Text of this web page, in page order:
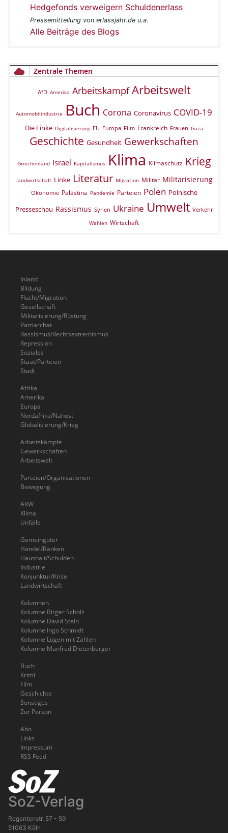
Hedgefonds verweigern Schuldenerlass
Pressemitteilung von erlassjahr.de u.a.
Alle Beiträge des Blogs
Zentrale Themen
AfD Amerika Arbeitskampf Arbeitswelt
Automobilindustrie Buch Corona Coronavirus COVID-19
Die Linke Digitalisierung EU Europa Film Frankreich Frauen Gaza
Geschichte Gesundheit Gewerkschaften
Griechenland Israel Kapitalismus Klima Klimaschutz Krieg
Landwirtschaft Linke Literatur Migration Militär Militarisierung
Ökonomie Palästina Pandemie Parteien Polen Polnische
Presseschau Rassismus Syrien Ukraine Umwelt Verkehr
Wahlen Wirtschaft
Inland
Bildung
Flucht/Migration
Gesellschaft
Militarisierung/Rüstung
Patriarchat
Rassismus/Rechtsextremismus
Repression
Soziales
Staat/Parteien
Stadt
Afrika
Amerika
Europa
Nordafrika/Nahost
Globalisierung/Krieg
Arbeitskämpfe
Gewerkschaften
Arbeitswelt
Parteien/Organisationen
Bewegung
AKW
Klima
Unfälle
Gemeingüter
Handel/Banken
Haushalt/Schulden
Industrie
Konjunktur/Krise
Landwirtschaft
Kolumnen
Kolumne Birger Scholz
Kolumne David Stein
Kolumne Ingo Schmidt
Kolumne Lügen mit Zahlen
Kolumne Manfred Dietenberger
Buch
Krimi
Film
Geschichte
Sonstiges
Zur Person
Abo
Links
Impressum
RSS Feed
SoZ-Verlag
Regentenstr. 57 - 59
51063 Köln